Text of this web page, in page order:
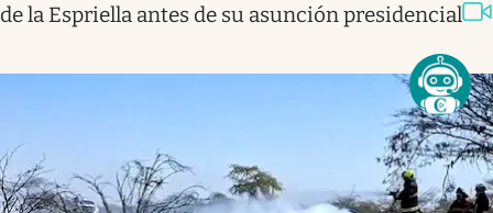
de la Espriella antes de su asunción presidencial